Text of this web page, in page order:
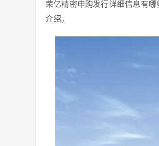
荣亿精密申购发行详细信息有
介绍。